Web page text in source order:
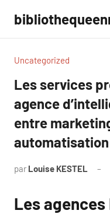
contenu
Uncategorized
Les services
agence
entre
automatisation
par Louise KESTEL
Les